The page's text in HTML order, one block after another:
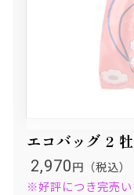
エコバッグ 2
2,970 円（税込）
※好評につき完売い